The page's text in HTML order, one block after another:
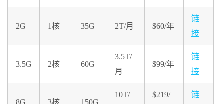
2G 1核 35G 2T/月 $60/年
链
接
3.5G 2核 60G
3.5T/
月
$99/年
链
接
8G 3核 150G
10T/ $219/ 链